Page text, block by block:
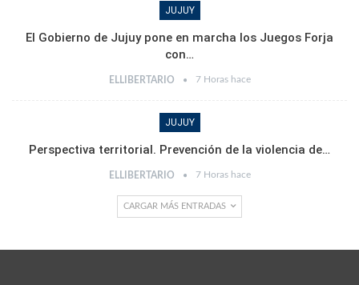
JUJUY
El Gobierno de Jujuy pone en marcha los Juegos Forja
con…
ELLIBERTARIO 7 Horas hace
JUJUY
Perspectiva territorial. Prevención de la violencia de…
ELLIBERTARIO 7 Horas hace
CARGAR MÁS ENTRADAS